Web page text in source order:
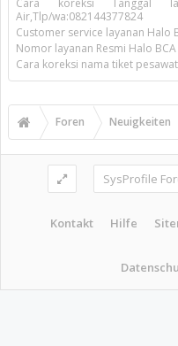
Cara koreksi Tanggal
Air,Tlp/wa:082144377824
Customer service layanan Halo
Nomor layanan Resmi Halo BCA
Cara koreksi nama tiket
Foren Neuigkeiten
SysProfile
Kontakt Hilfe